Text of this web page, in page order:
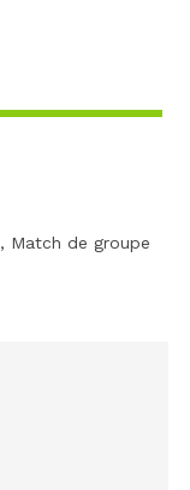
, Match de groupe